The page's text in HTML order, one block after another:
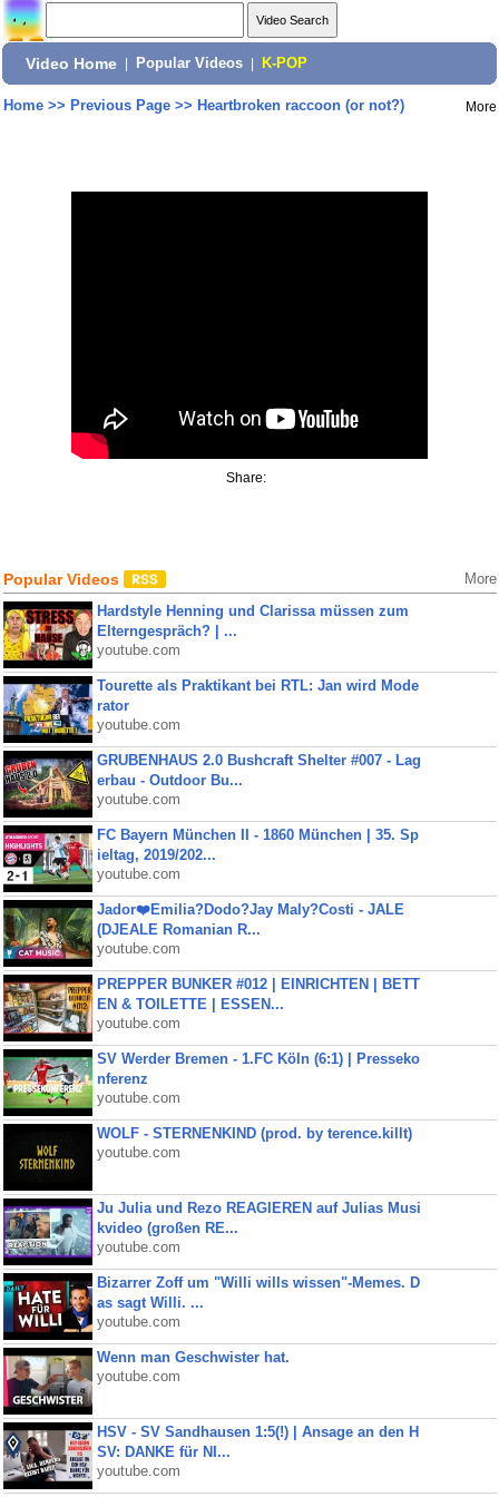
Video Home Popular Videos K-POP
Home>> Previous Page>> Heartbroken raccoon (or not?) More
Share:
Popular Videos More
Hardstyle Henning und Clarissa müssen zum
Elterngespräch? | ...
youtube.com
Tourette als Praktikant bei RTL: Jan wird Mode
rator
youtube.com
GRUBENHAUS 2.0 Bushcraft Shelter #007 - Lag
erbau - Outdoor Bu...
youtube.com
FC Bayern München II - 1860 München | 35. Sp
ieltag, 2019/202...
youtube.com
Jador❤️Emilia?Dodo?Jay Maly?Costi - JALE
(DJEALE Romanian R...
youtube.com
PREPPER BUNKER #012 | EINRICHTEN | BETT
EN & TOILETTE | ESSEN...
youtube.com
SV Werder Bremen - 1.FC Köln (6:1) | Presseko
nferenz
youtube.com
WOLF - STERNENKIND (prod. by terence.killt)
youtube.com
Ju Julia und Rezo REAGIEREN auf Julias Musi
kvideo (großen RE...
youtube.com
Bizarrer Zoff um "Willi wills wissen"-Memes. D
as sagt Willi. ...
youtube.com
Wenn man Geschwister hat.
youtube.com
HSV - SV Sandhausen 1:5(!) | Ansage an den H
SV: DANKE für NI...
youtube.com